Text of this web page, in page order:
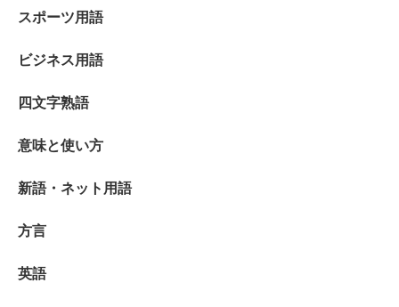
スポーツ用語
ビジネス用語
四文字熟語
意味と使い方
新語・ネット用語
方言
英語